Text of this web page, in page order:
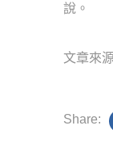
說。
文章來
Share: